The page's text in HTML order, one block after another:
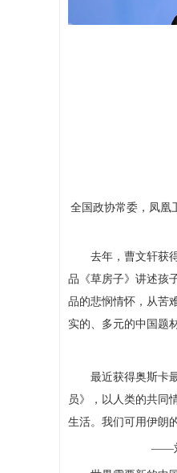
全国政协常委，凤凰
去年，曹文轩获得
品《草房子》讲述孩
品的悲悯情怀，从苦
实的、多元的中国题材
最近获得奥斯卡最
员》，以人类的共同
生活。我们可用伊朗
——刘长